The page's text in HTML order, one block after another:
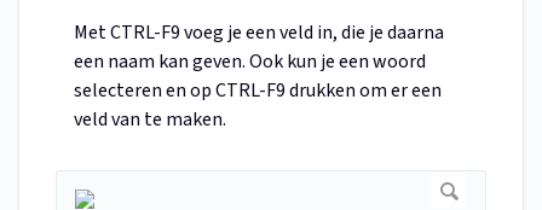
Met CTRL-F9 voeg je een veld in, die je daarna
een naam kan geven. Ook kun je een woord
selecteren en op CTRL-F9 drukken om er een
veld van te maken.